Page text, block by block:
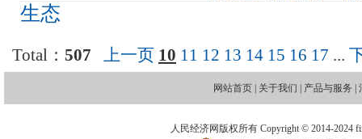
生态
Total： 507 上一页 10 11 12 13 14 15 16 17 ...
网站首页 关于我们 产品与服务
人民经济网版权所有 Copyright © 2014-2024